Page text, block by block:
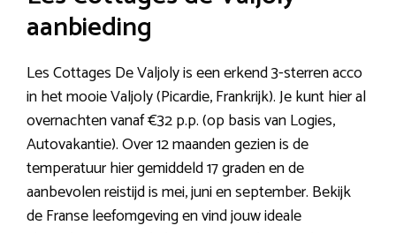
aanbieding
Les Cottages De Valjoly is een erkend 3-sterren acco
in het mooie Valjoly (Picardie, Frankrijk). Je kunt hier al
overnachten vanaf €32 p.p. (op basis van Logies,
Autovakantie). Over 12 maanden gezien is de
temperatuur hier gemiddeld 17 graden en de
aanbevolen reistijd is mei, juni en september. Bekijk
de Franse leefomgeving en vind jouw ideale